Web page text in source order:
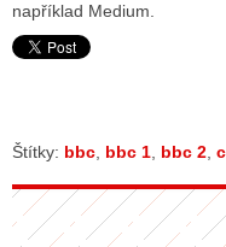
například Medium.
Štítky: bbc bbc 1 bbc 2